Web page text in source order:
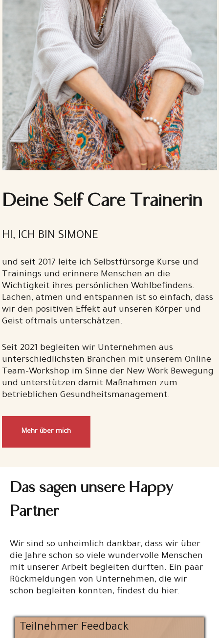
Deine Self Care Trainerin
HI, ICH BIN SIMONE
und seit 2017 leite ich Selbstfürsorge Kurse und
Trainings und erinnere Menschen an die
Wichtigkeit ihres persönlichen Wohlbefindens.
Lachen, atmen und entspannen ist so einfach, dass
wir den positiven Effekt auf unseren Körper und
Geist oftmals unterschätzen.
Seit 2021 begleiten wir Unternehmen aus
unterschiedlichsten Branchen mit unserem Online
Team-Workshop im Sinne der New Work Bewegung
und unterstützen damit Maßnahmen zum
betrieblichen Gesundheitsmanagement.
Mehr über mich
Das sagen unsere Happy
Partner
Wir sind so unheimlich dankbar, dass wir über
die Jahre schon so viele wundervolle Menschen
mit unserer Arbeit begleiten durften. Ein paar
Rückmeldungen von Unternehmen, die wir
schon begleiten konnten, findest du hier.
Teilnehmer Feedback